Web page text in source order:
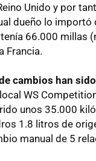
Unido y por
dueño lo importó
66.000 millas
Francia.
cambios han
WS
unos 35.000
1.8 litros de
manual de 5